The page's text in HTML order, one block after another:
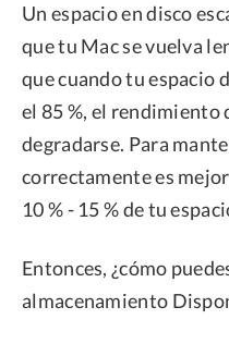
Un espacio en disco
que tu Mac se vuelva
que cuando tu espacio
el 85 %, el rendimiento
degradarse. Para
correctamente es
10 % - 15 % de tu
Entonces, ¿cómo
almacenamiento